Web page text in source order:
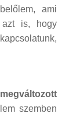
ami
azt is, hogy
szemben